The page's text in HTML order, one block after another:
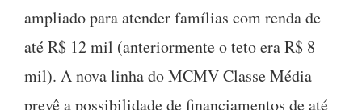
ampliado para atender famílias com renda de
até R$ 12 mil (anteriormente o teto era R$ 8
mil). A nova linha do MCMV Classe Média
prevê a possibilidade de financiamentos de até